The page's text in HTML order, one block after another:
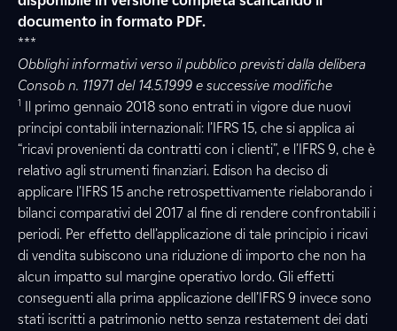
documento in formato PDF.
***
Obblighi informativi verso il pubblico previsti dalla delibera
Consob n. 11971 del 14.5.1999 e successive modifiche
1 Il primo gennaio 2018 sono entrati in vigore due nuovi
principi contabili internazionali: l’IFRS 15, che si applica ai
“ricavi provenienti da contratti con i clienti”, e l’IFRS 9, che è
relativo agli strumenti finanziari. Edison ha deciso di
applicare l’IFRS 15 anche retrospettivamente rielaborando i
bilanci comparativi del 2017 al fine di rendere confrontabili i
periodi. Per effetto dell’applicazione di tale principio i ricavi
di vendita subiscono una riduzione di importo che non ha
alcun impatto sul margine operativo lordo. Gli effetti
conseguenti alla prima applicazione dell’IFRS 9 invece sono
stati iscritti a patrimonio netto senza restatement dei dati